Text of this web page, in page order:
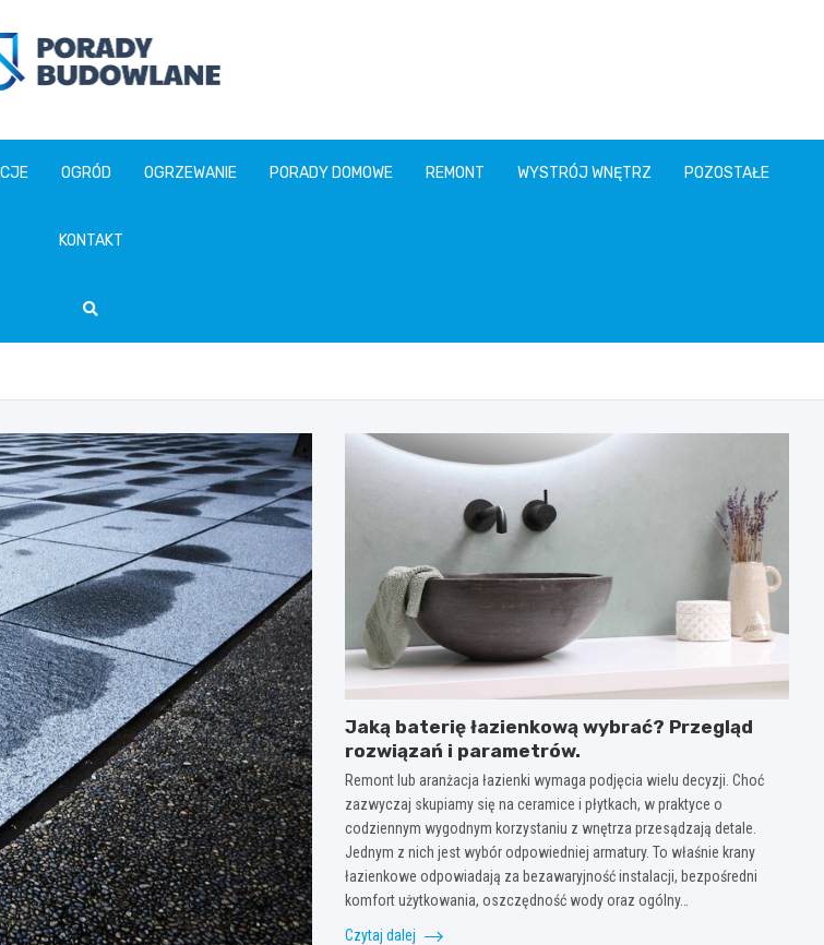
OGRÓD OGRZEWANIE PORADY DOMOWE REMONT WYSTRÓJ WNĘTRZ POZOSTAŁE
KONTAKT
Jaką baterię łazienkową wybrać? Przegląd
rozwiązań i parametrów.
Remont lub aranżacja łazienki wymaga podjęcia wielu decyzji. Choć
zazwyczaj skupiamy się na ceramice i płytkach, w praktyce o
codziennym wygodnym korzystaniu z wnętrza przesądzają detale.
Jednym z nich jest wybór odpowiedniej armatury. To właśnie krany
łazienkowe odpowiadają za bezawaryjność instalacji, bezpośredni
komfort użytkowania, oszczędność wody oraz ogólny…
Czytaj dalej